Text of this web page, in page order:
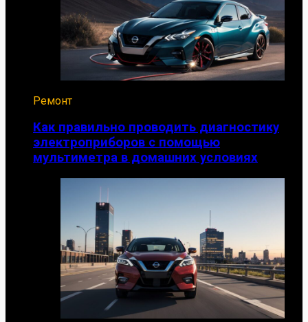
Ремонт
Как правильно проводить диагностику
электроприборов с помощью
мультиметра в домашних условиях